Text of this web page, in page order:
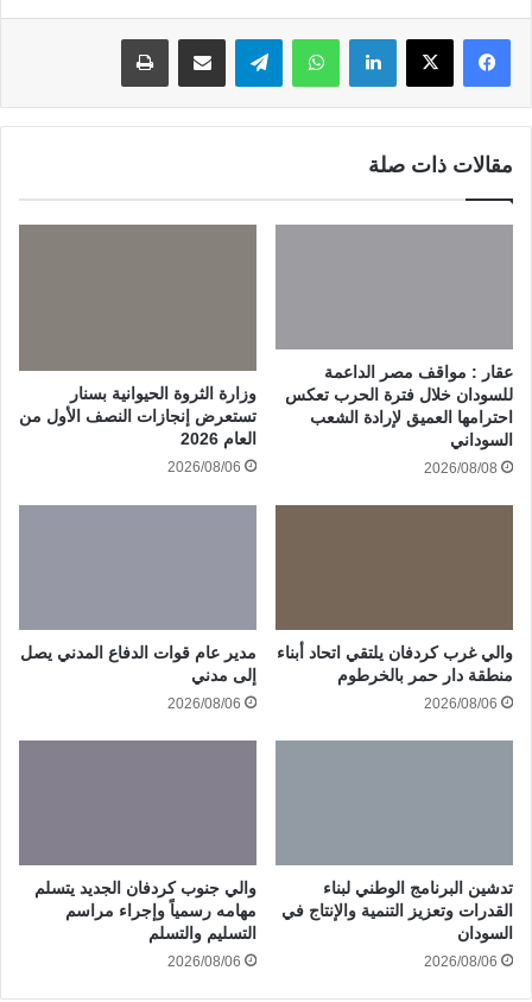
لينكدإن واتساب
مقالات ذات صلة
عقار : مواقف مصر الداعمة
للسودان خلال فترة الحرب تعكس
احترامها العميق لإرادة الشعب
السوداني
2026/08/08
وزارة الثروة الحيوانية بسنار
تستعرض إنجازات النصف الأول من
العام 2026
2026/08/06
والي غرب كردفان يلتقي اتحاد أبناء
منطقة دار حمر بالخرطوم
2026/08/06
مدير عام قوات الدفاع المدني يصل
إلى مدني
2026/08/06
تدشين البرنامج الوطني لبناء
القدرات وتعزيز التنمية والإنتاج في
السودان
2026/08/06
والي جنوب كردفان الجديد يتسلم
مهامه رسمياً وإجراء مراسم
التسليم والتسلم
2026/08/06